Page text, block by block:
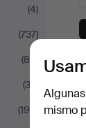
(4)
(737)
(85)
(32)
(194)
mismo